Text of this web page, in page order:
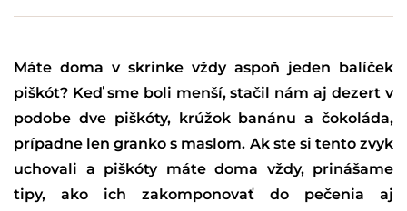
Máte doma v skrinke vždy aspoň jeden balíček
piškót? Keď sme boli menší, stačil nám aj dezert v
podobe dve piškóty, krúžok banánu a čokoláda,
prípadne len granko s maslom. Ak ste si tento zvyk
uchovali a piškóty máte doma vždy, prinášame
tipy, ako ich zakomponovať do pečenia aj